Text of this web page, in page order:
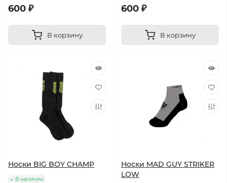
600 ₽
В корзину
600 ₽
В корзину
Носки BIG BOY CHAMP
В наличии
Носки MAD GUY STRIKER
LOW